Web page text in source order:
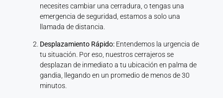
necesites cambiar una cerradura, o tengas una
emergencia de seguridad, estamos a solo una
llamada de distancia.
Desplazamiento Rápido: Entendemos la urgencia de
tu situación. Por eso, nuestros cerrajeros se
desplazan de inmediato a tu ubicación en palma de
gandia, llegando en un promedio de menos de 30
minutos.